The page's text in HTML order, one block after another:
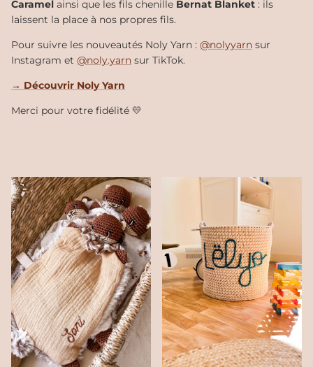
Caramel ainsi que les fils chenille Bernat Blanket : ils
laissent la place à nos propres fils.
Pour suivre les nouveautés Noly Yarn : @nolyyarn sur
Instagram et @noly.yarn sur TikTok.
→ Découvrir Noly Yarn
Merci pour votre fidélité 💛